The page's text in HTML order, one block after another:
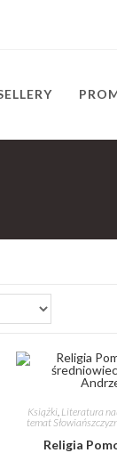
Książki, Literatura
temat
Religia